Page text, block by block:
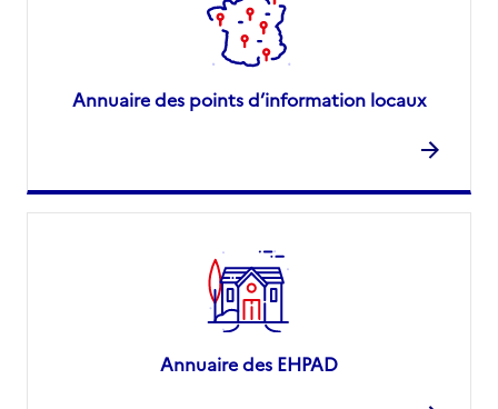
Annuaire des points d’information locaux
Annuaire des EHPAD